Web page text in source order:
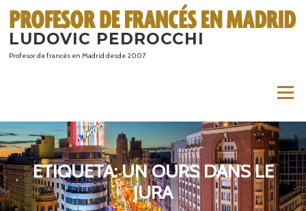
contenido
LUDOVIC PEDROCCHI
Profesor de francés en Madrid desde 2007
Menú
ETIQUETA:UN OURS DANS LE
JURA